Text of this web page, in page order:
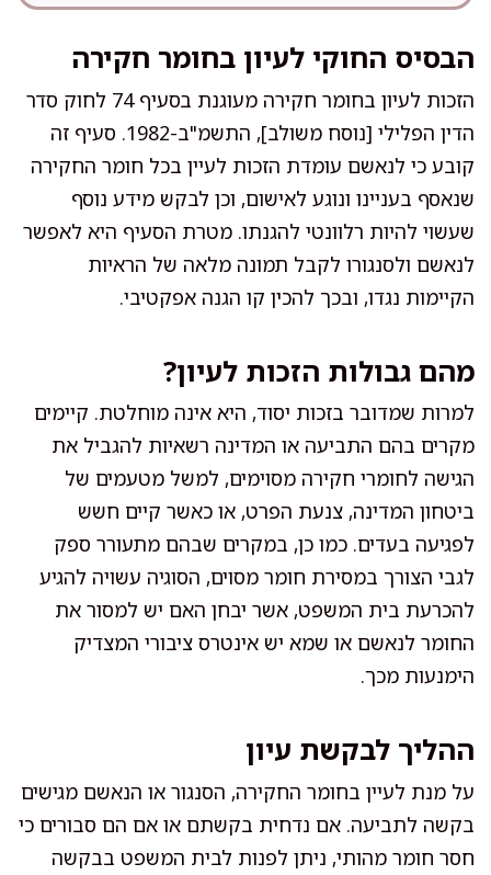
הבסיס החוקי לעיון בחומר חקירה
הזכות לעיון בחומר חקירה מעוגנת בסעיף 74 לחוק סדר
הדין הפלילי [נוסח משולב], התשמ"ב-1982. סעיף זה
קובע כי לנאשם עומדת הזכות לעיין בכל חומר החקירה
שנאסף בעניינו ונוגע לאישום, וכן לבקש מידע נוסף
שעשוי להיות רלוונטי להגנתו. מטרת הסעיף היא לאפשר
לנאשם ולסנגורו לקבל תמונה מלאה של הראיות
הקיימות נגדו, ובכך להכין קו הגנה אפקטיבי.
מהם גבולות הזכות לעיון?
למרות שמדובר בזכות יסוד, היא אינה מוחלטת. קיימים
מקרים בהם התביעה או המדינה רשאיות להגביל את
הגישה לחומרי חקירה מסוימים, למשל מטעמים של
ביטחון המדינה, צנעת הפרט, או כאשר קיים חשש
לפגיעה בעדים. כמו כן, במקרים שבהם מתעורר ספק
לגבי הצורך במסירת חומר מסוים, הסוגיה עשויה להגיע
להכרעת בית המשפט, אשר יבחן האם יש למסור את
החומר לנאשם או שמא יש אינטרס ציבורי המצדיק
הימנעות מכך.
ההליך לבקשת עיון
על מנת לעיין בחומר החקירה, הסנגור או הנאשם מגישים
בקשה לתביעה. אם נדחית בקשתם או אם הם סבורים כי
חסר חומר מהותי, ניתן לפנות לבית המשפט בבקשה